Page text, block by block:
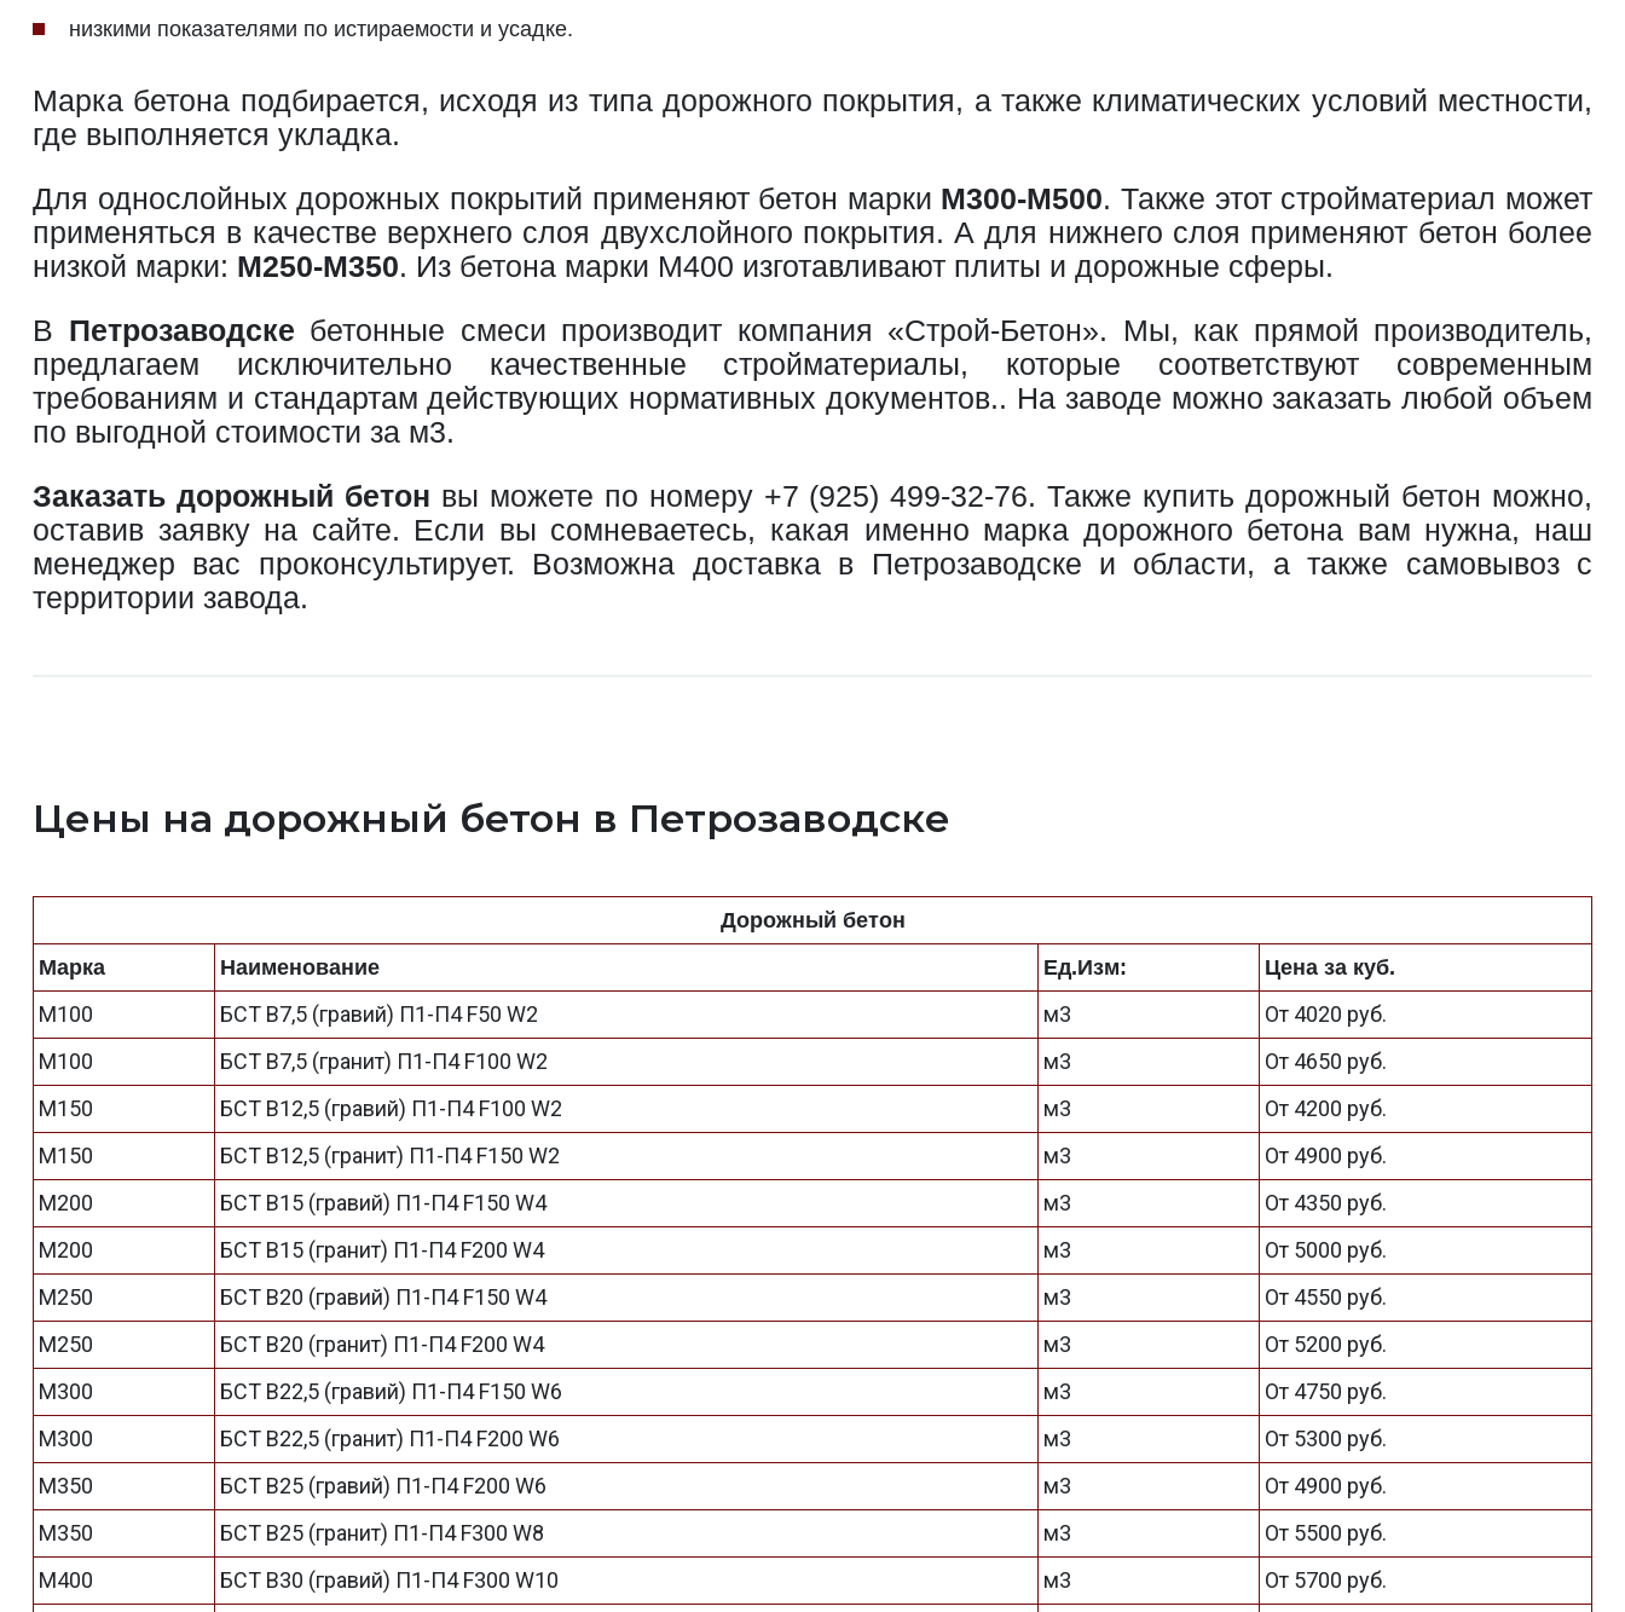
низкими показателями по истираемости и усадке.
Марка бетона подбирается, исходя из типа дорожного покрытия, а также климатических условий местности,
где выполняется укладка.
Для однослойных дорожных покрытий применяют бетон марки М300-М500. Также этот стройматериал может
применяться в качестве верхнего слоя двухслойного покрытия. А для нижнего слоя применяют бетон более
низкой марки: М250-М350. Из бетона марки М400 изготавливают плиты и дорожные сферы.
В Петрозаводске бетонные смеси производит компания «Строй-Бетон». Мы, как прямой производитель,
предлагаем исключительно качественные стройматериалы, которые соответствуют современным
требованиям и стандартам действующих нормативных документов.. На заводе можно заказать любой объем
по выгодной стоимости за м3.
Заказать дорожный бетон вы можете по номеру +7 (925) 499-32-76. Также купить дорожный бетон можно,
оставив заявку на сайте. Если вы сомневаетесь, какая именно марка дорожного бетона вам нужна, наш
менеджер вас проконсультирует. Возможна доставка в Петрозаводске и области, а также самовывоз с
территории завода.
Цены на дорожный бетон в Петрозаводске
Дорожный бетон
Марка
Наименование Ед.Изм: Цена за куб.
М100 БСТ В7,5 (гравий) П1-П4 F50 W2 м3
От 4020 руб.
М100
БСТ В7,5 (гранит) П1-П4 F100 W2 м3
От 4650 руб.
М150
БСТ В12,5 (гравий) П1-П4 F100 W2 м3
От 4200 руб.
М150
БСТ В12,5 (гранит) П1-П4 F150 W2 м3
От 4900 руб.
М200
БСТ В15 (гравий) П1-П4 F150 W4 м3
От 4350 руб.
М200
БСТ В15 (гранит) П1-П4 F200 W4 м3
От 5000 руб.
М250
БСТ В20 (гравий) П1-П4 F150 W4 м3
От 4550 руб.
М250
БСТ В20 (гранит) П1-П4 F200 W4 м3
От 5200 руб.
М300
БСТ В22,5 (гравий) П1-П4 F150 W6 м3
От 4750 руб.
М300
БСТ В22,5 (гранит) П1-П4 F200 W6 м3
От 5300 руб.
М350
БСТ В25 (гравий) П1-П4 F200 W6 м3
От 4900 руб.
М350
БСТ В25 (гранит) П1-П4 F300 W8 м3
От 5500 руб.
М400
БСТ В30 (гравий) П1-П4 F300 W10 м3
От 5700 руб.